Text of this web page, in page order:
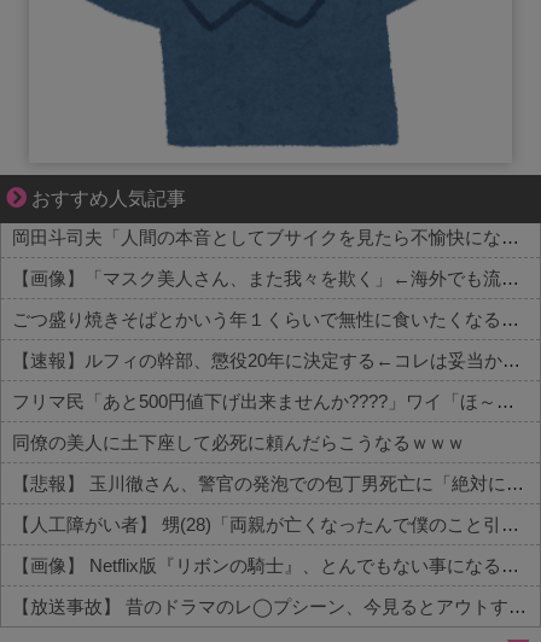
おすすめ人気記事
先輩と後輩、距離が変わった日から始まる恋
岡田斗司夫「人間の本音としてブサイクを見たら不愉快になる。この責任をどうとるんだ」
【画像】「マスク美人さん、また我々を欺く」←海外でも流行りだした結果がこちらw w w w w w w
ごつ盛り焼きそばとかいう年１くらいで無性に食いたくなるやつｗｗｗｗｗｗｗｗ
【速報】ルフィの幹部、懲役20年に決定する←コレは妥当か？？？？？？？
フリマ民「あと500円値下げ出来ませんか????」ワイ「ほ～い購入ｗ」
同僚の美人に土下座して必死に頼んだらこうなるｗｗｗ
【悲報】 玉川徹さん、警官の発泡での包丁男死亡に「絶対に死刑にならない罪なのに警察が死刑にした！」 → 元警官のマジレスがコチラ → ………
【人工障がい者】 甥(28)「両親が亡くなったんで僕のこと引き取ってほしいんですけど！」なんでいい年したヒキニートを引き取らなきゃいけないんだ...
【画像】 Netflix版『リボンの騎士』、とんでもない事になるｗｗｗｗｗ
【放送事故】 昔のドラマのレ◯プシーン、今見るとアウトすぎる・・・